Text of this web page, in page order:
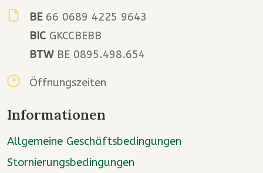
BE66 0689 4225 9643
BIC GKCCBEBB
BTWBE 0895.498.654
Öffnungszeiten
Informationen
Allgemeine Geschäftsbedingungen
Stornierungsbedingungen